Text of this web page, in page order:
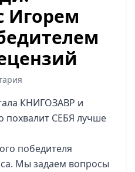
Игорем
КНИГОЗАВР и
СЕБЯ лучше
победителя
Мы задаем вопросы